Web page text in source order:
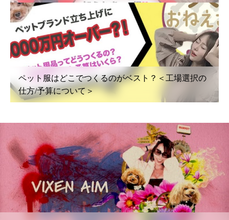
ペット服はどこでつくるのがベスト？＜工場選択の
仕方/予算について＞